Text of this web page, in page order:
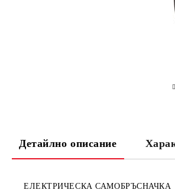
Детайлно описание
ЕЛЕКТРИЧЕСКА САМОБРЪСНАЧКА